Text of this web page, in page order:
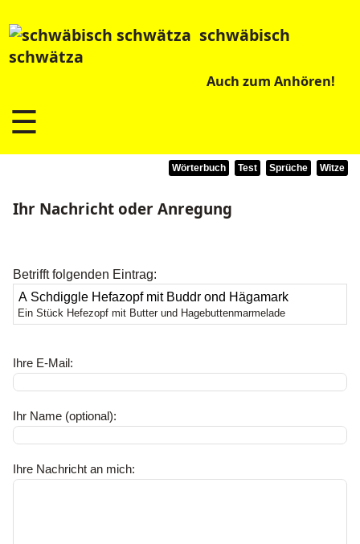
schwäbisch
schwätza
Auch zum Anhören!
☰
Wörterbuch Test Sprüche Witze
Ihr Nachricht oder Anregung
Betrifft folgenden Eintrag:
Ein Stück Hefezopf mit Butter und Hagebuttenmarmelade
Ihre E-Mail:
Ihr Name (optional):
Ihre Nachricht an mich: